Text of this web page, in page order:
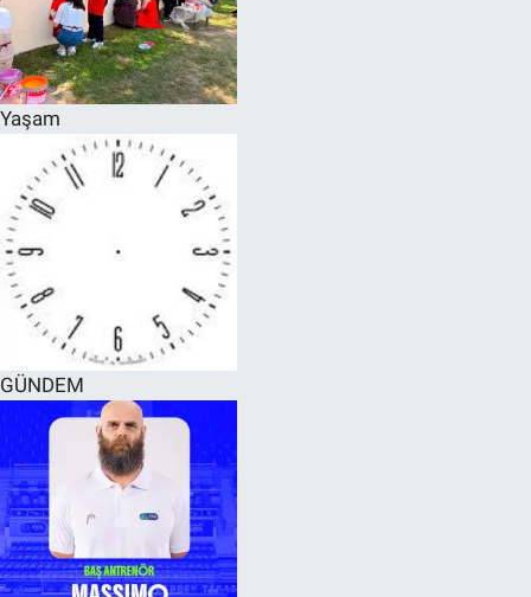
Yaşam
GÜNDEM